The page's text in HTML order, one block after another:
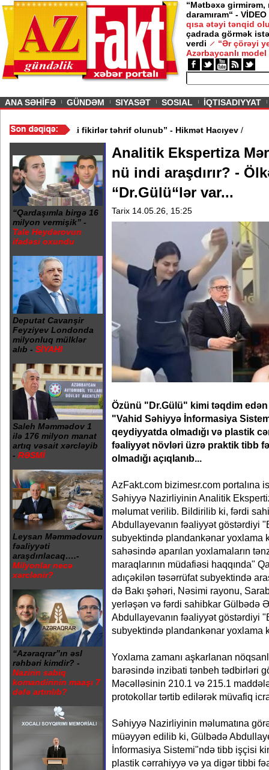
“Mətbəxə girmirəm,
daramıram“ - VİDEO
qısa ətəyi tənqid
çadrada görmək
verdi
“Ər çörəyi
Azərbaycanlı model
ANA SƏHİFƏ GÜNDƏM SIYASƏT SOSIAL İQTISADIYYAT
- VİDEO/“Mənə aid bəzi fikirlər təhrif olunub” - Hikmət
“Qardaşımla birgə 16
milyon vermişik” -
Tale Heydərovun
ifadəsi oxundu
Deputat Cavanşir
Feyziyev Londonda
milyonluq mülklər
alıb - SİYAHI
Saleh Məmmədov 1
ilə 176 milyon manat
artıq vəsait xərcləyib
- RƏSMİ
Leysan Məmmədovun
fəaliyyəti
araşdırılacaq….-
Milyonlar necə
xərclənir?
“Azəraqrar”ın əsl
rəhbəri kimdir? -
Nazirin sabiq
komandirinin maaşı 7
dəfə artırılıb?
Analitik Ekspertiza
nü indi araşdırır? -
“Dr.Gülü“lər var...
Tarix 14.05.26, 15:25
Özünü "Dr.Gülü" kimi təqdim
"Vahid Səhiyyə İnformasiya
qeydiyyatda olmadığı və plastik
fəaliyyət növləri üzrə praktik tibb
olmadığı açıqlanıb...
AzFakt.com bizimesr.com portalına
Səhiyyə Nazirliyinin Analitik
məlumat verilib. Bildirilib ki, fərdi
Abdullayevanın fəaliyyət göstərdiyi
subyektində plandankənar yoxlama
sahəsində aparılan yoxlamaların
maraqlarının müdafiəsi haqqında"
adıçəkilən təsərrüfat subyektində
də Bakı şəhəri, Nəsimi rayonu,
yerləşən və fərdi sahibkar Gülbədə
Abdullayevanın fəaliyyət göstərdiyi
subyektində plandankənar yoxlama
Yoxlama zamanı aşkarlanan
barəsində inzibati tənbeh tədbirləri
Məcəlləsinin 210.1 və 215.1
protokollar tərtib edilərək müvafiq
Səhiyyə Nazirliyinin məlumatına
müəyyən edilib ki, Gülbədə
İnformasiya Sistemi"ndə tibb işçisi
plastik cərrahiyyə və ya digər tibbi